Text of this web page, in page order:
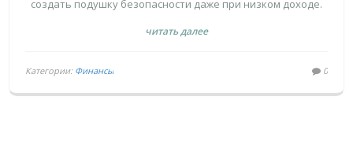
создать подушку безопасности даже при низком доходе.
читать далее
Категории: Финансы 0